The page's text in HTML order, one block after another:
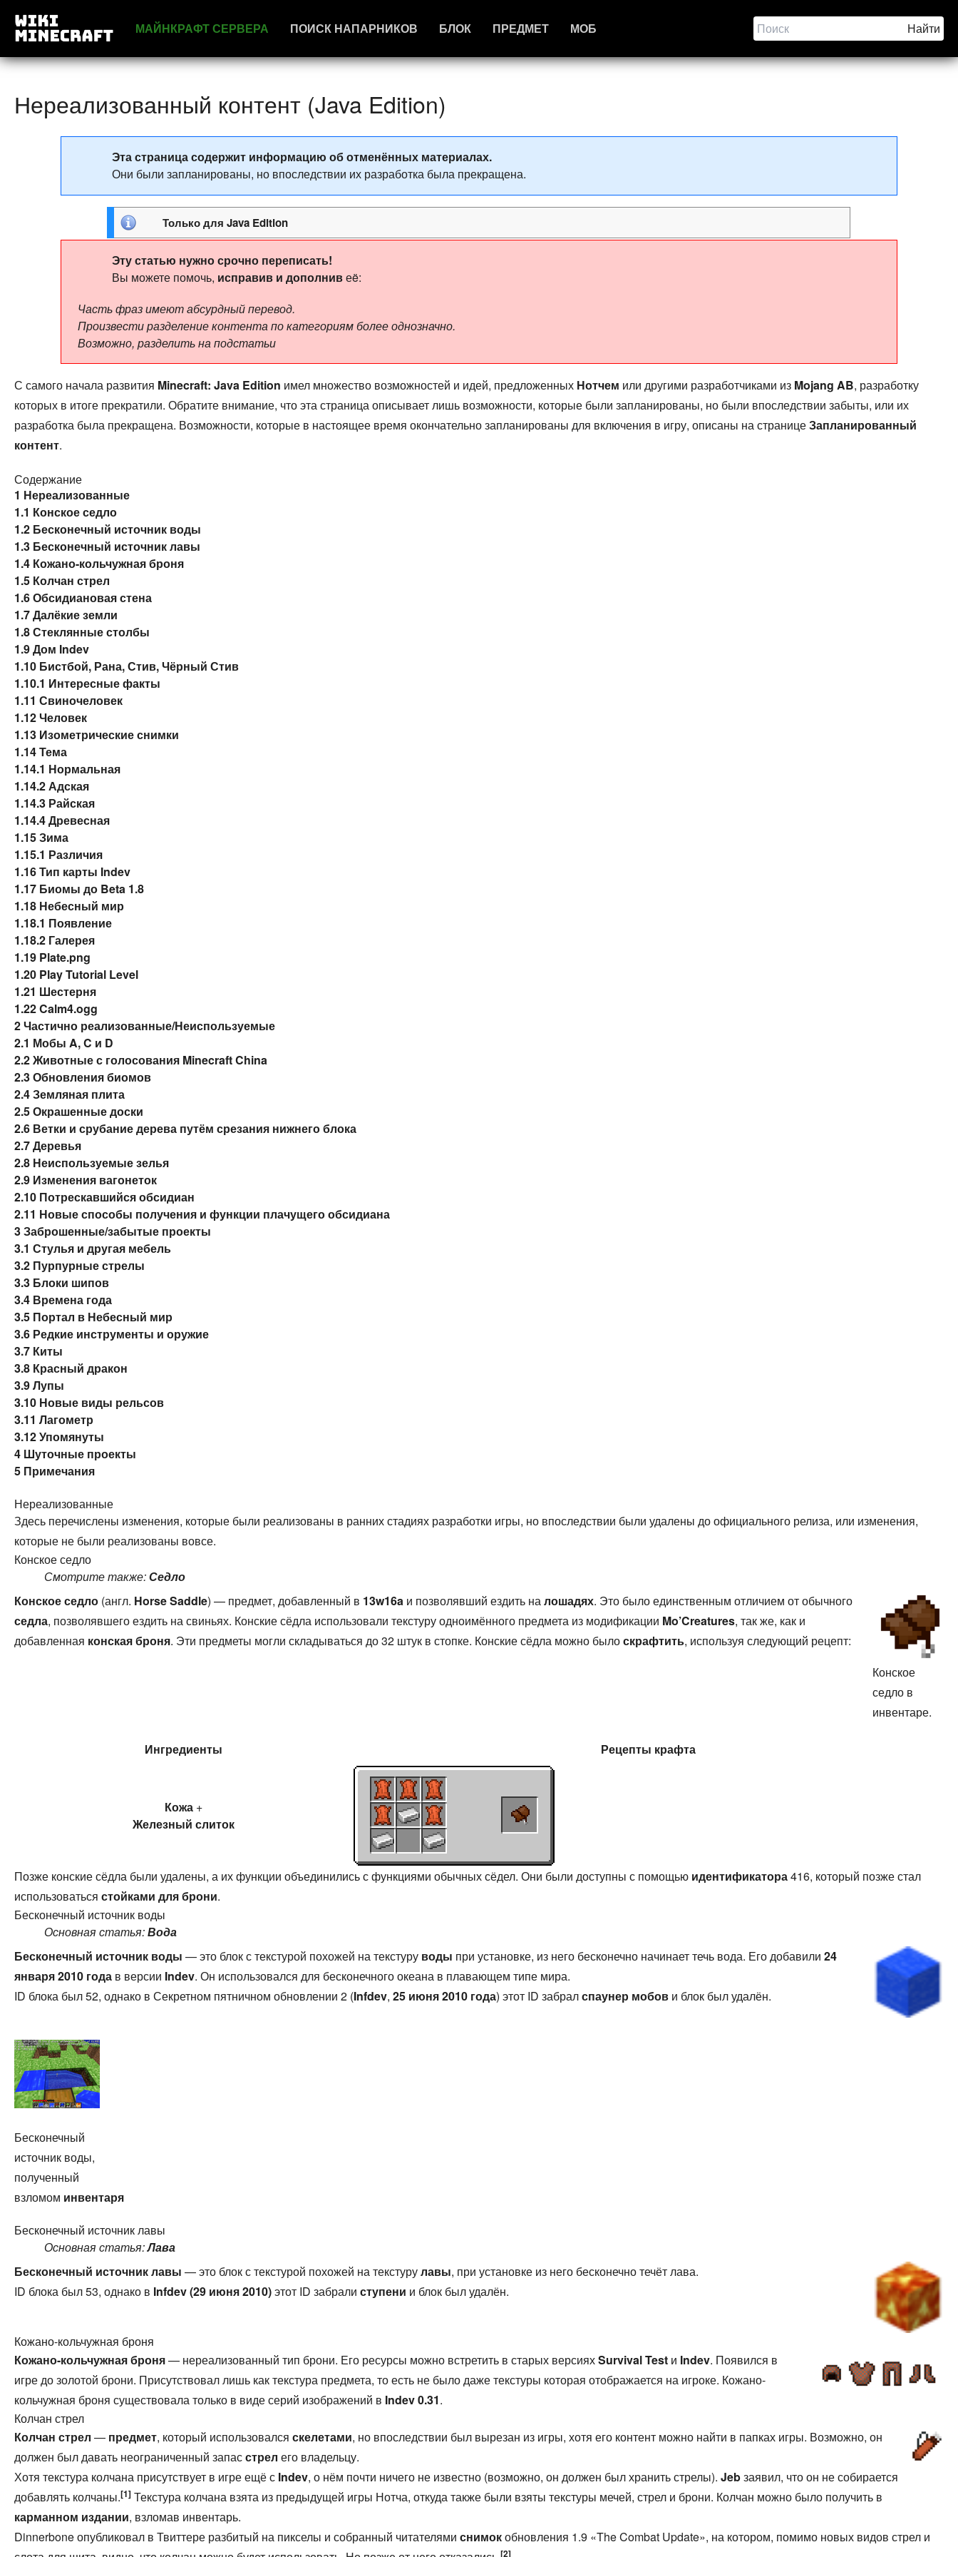
МАЙНКРАФТ СЕРВЕРА ПОИСК НАПАРНИКОВ БЛОК ПРЕДМЕТ МОБ
Нереализованный контент (Java Edition)
Эта страница содержит информацию об отменённых материалах.
Они были запланированы, но впоследствии их разработка была прекращена.
Только для Java Edition
Эту статью нужно срочно переписать!
Вы можете помочь, исправив и дополнивеë:
Часть фраз имеют абсурдный перевод.
Произвести разделение контента по категориям более однозначно.
Возможно, разделить на подстатьи
С самого начала развития Minecraft: Java Edition имел множество возможностей и идей, предложенных Нотчем или другими разработчиками из Mojang AB, разработку
которых в итоге прекратили. Обратите внимание, что эта страница описывает лишь возможности, которые были запланированы, но были впоследствии забыты, или их
разработка была прекращена. Возможности, которые в настоящее время окончательно запланированы для включения в игру, описаны на страницеЗапланированный
контент.
Содержание
1 Нереализованные
1.1 Конское седло
1.2 Бесконечный источник воды
1.3 Бесконечный источник лавы
1.4 Кожано-кольчужная броня
1.5 Колчан стрел
1.6Обсидиановая стена
1.7Далёкие земли
1.8Стеклянные столбы
1.9Дом Indev
1.10 Бистбой, Рана, Стив, Чёрный Стив
1.10.1 Интересные факты
1.11 Свиночеловек
1.12Человек
1.13 Изометрические снимки
1.14Тема
1.14.1 Нормальная
1.14.2Адская
1.14.3 Райская
1.14.4Древесная
1.15Зима
1.15.1 Различия
1.16Тип карты Indev
1.17 Биомы до Beta 1.8
1.18 Небесный мир
1.18.1 Появление
1.18.2 Галерея
1.19 Plate.png
1.20 Play Tutorial Level
1.21 Шестерня
1.22Calm4.ogg
2Частично реализованные/Неиспользуемые
2.1 Мобы A, C и D
2.2Животные с голосования Minecraft China
2.3Обновления биомов
2.4Земляная плита
2.5Окрашенные доски
2.6 Ветки и срубание дерева путём срезания нижнего блока
2.7Деревья
2.8 Неиспользуемые зелья
2.9 Изменения вагонеток
2.10 Потрескавшийся обсидиан
2.11 Новые способы получения и функции плачущего обсидиана
3Заброшенные/забытые проекты
3.1 Стулья и другая мебель
3.2 Пурпурные стрелы
3.3 Блоки шипов
3.4 Времена года
3.5 Портал в Небесный мир
3.6 Редкие инструменты и оружие
3.7 Киты
3.8 Красный дракон
3.9Лупы
3.10 Новые виды рельсов
3.11 Лагометр
3.12Упомянуты
4 Шуточные проекты
5 Примечания
Нереализованные
Здесь перечислены изменения, которые были реализованы в ранних стадиях разработки игры, но впоследствии были удалены до официального релиза, или изменения,
которые не были реализованы вовсе.
Конское седло
Смотрите также:Седло
Конское
седло в
инвентаре.
Конское седло (англ. Horse Saddle) — предмет, добавленный в 13w16a и позволявший ездить налошадях. Это было единственным отличием от обычного
седла, позволявшего ездить на свиньях. Конские сёдла использовали текстуру одноимённого предмета из модификации Mo’Creatures, так же, как и
добавленная конская броня. Эти предметы могли складываться до 32 штук в стопке. Конские сёдла можно былоскрафтить, используя следующий рецепт:
Ингредиенты Рецепты крафта
Кожа +
Железный слиток
Позже конские сёдла были удалены, а их функции объединились с функциями обычных сёдел. Они были доступны с помощью идентификатора416, который позже стал
использоваться стойками для брони.
Бесконечный источник воды
Основная статья:Вода
Бесконечный источник воды — это блок с текстурой похожей на текстуру воды при установке, из него бесконечно начинает течь вода. Его добавили 24
января 2010 года в версии Indev. Он использовался для бесконечного океана в плавающем типе мира.
ID блока был 52, однако в Секретном пятничном обновлении 2 (Infdev, 25 июня 2010 года) этот ID забралспаунер мобов и блок был удалён.
Бесконечный
источник воды,
полученный
взломом инвентаря
Бесконечный источник лавы
Основная статья:Лава
Бесконечный источник лавы — это блок с текстурой похожей на текстурулавы, при установке из него бесконечно течёт лава.
ID блока был 53, однако в Infdev (29 июня 2010)этот ID забрали ступени и блок был удалён.
Кожано-кольчужная броня
Кожано-кольчужная броня— нереализованный тип брони. Его ресурсы можно встретить в старых версияхSurvival Test и Indev. Появился в
игре до золотой брони. Присутствовал лишь как текстура предмета, то есть не было даже текстуры которая отображается на игроке. Кожано-
кольчужная броня существовала только в виде серий изображений в Indev 0.31.
Колчан стрел
Колчан стрел — предмет, который использовался скелетами, но впоследствии был вырезан из игры, хотя его контент можно найти в папках игры. Возможно, он
должен был давать неограниченный запасстрел его владельцу.
Хотя текстура колчана присутствует в игре ещё с Indev, о нём почти ничего не известно (возможно, он должен был хранить стрелы). Jebзаявил, что он не собирается
добавлять колчаны.[1] Текстура колчана взята из предыдущей игры Нотча, откуда также были взяты текстуры мечей, стрел и брони. Колчан можно было получить в
карманном издании, взломав инвентарь.
Dinnerbone опубликовал в Твиттере разбитый на пикселы и собранный читателями снимокобновления 1.9 «The Combat Update», на котором, помимо новых видов стрел и
[2]